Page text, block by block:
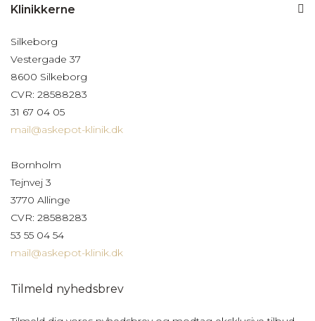
Klinikkerne
Silkeborg
Vestergade 37
8600 Silkeborg
CVR: 28588283
31 67 04 05
mail@askepot-klinik.dk
Bornholm
Tejnvej 3
3770 Allinge
CVR: 28588283
53 55 04 54
mail@askepot-klinik.dk
Tilmeld nyhedsbrev